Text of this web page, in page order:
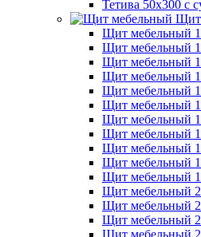
Тетива 50х300 с
Щит
Щит мебельный
Щит мебельный
Щит мебельный
Щит мебельный
Щит мебельный
Щит мебельный
Щит мебельный
Щит мебельный
Щит мебельный
Щит мебельный
Щит мебельный
Щит мебельный
Щит мебельный
Щит мебельный
Щит мебельный